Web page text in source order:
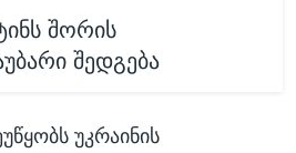
შორის
შედგება
უკრაინის